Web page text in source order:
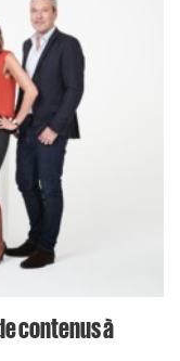
contenus à